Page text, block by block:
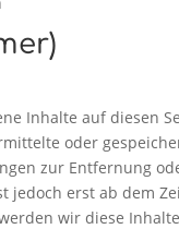
Inhalte auf diesen
oder
zur Entfernung
erst ab dem
wir diese